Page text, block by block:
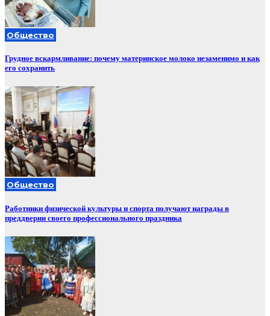
Общество
Грудное вскармливание: почему материнское молоко незаменимо и как
его сохранить
Общество
Работники физической культуры и спорта получают награды в
преддверии своего профессионального праздника